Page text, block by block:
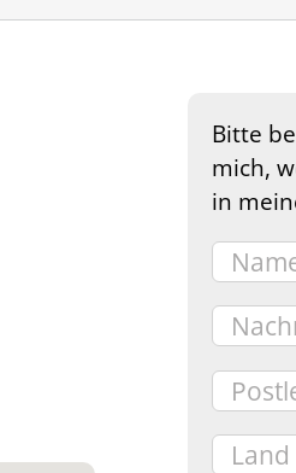
Bitte
mich,
in